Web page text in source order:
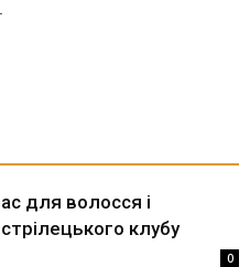
для волосся і
клубу
0